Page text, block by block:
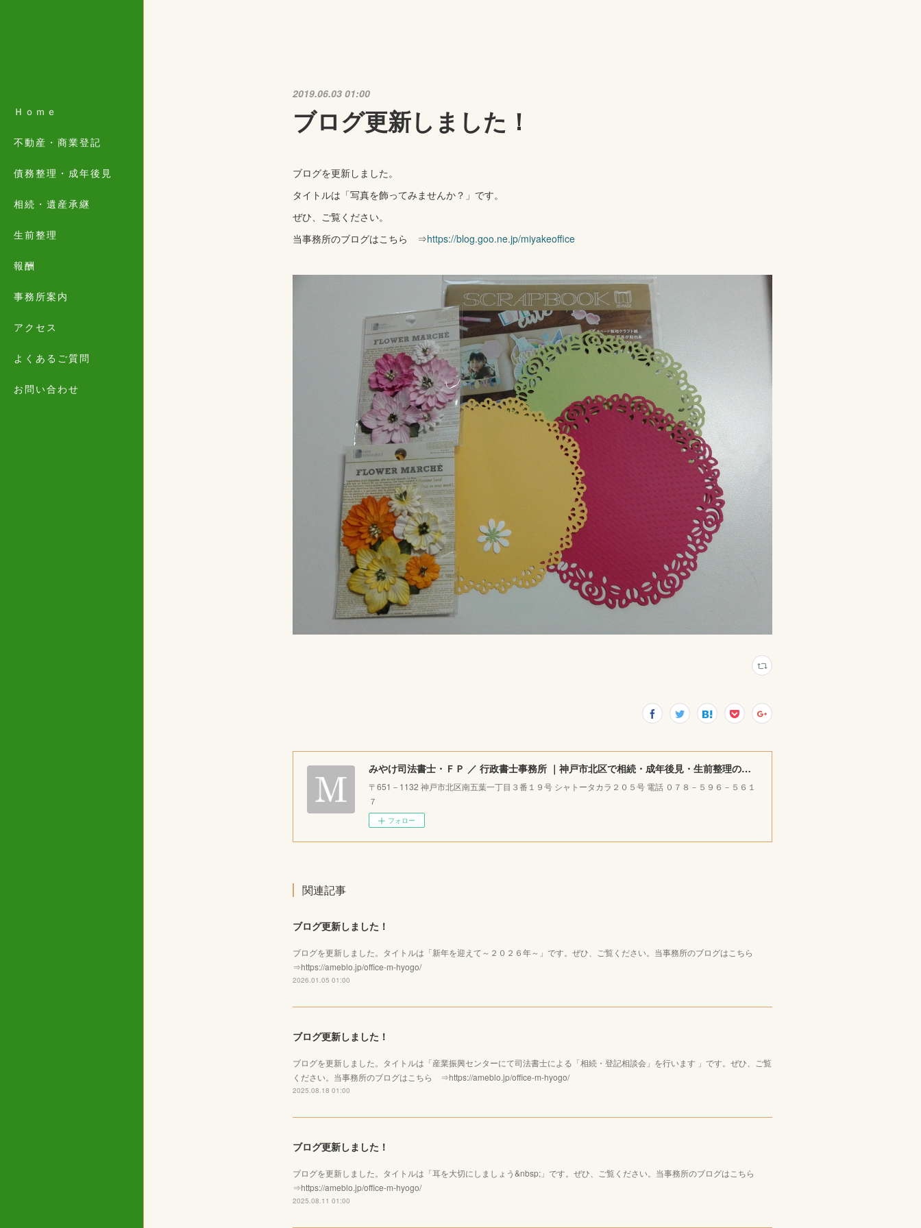
Ｈｏｍｅ
不動産・商業登記
債務整理・成年後見
相続・遺産承継
生前整理
報酬
事務所案内
アクセス
よくあるご質問
お問い合わせ
2019.06.03 01:00
ブログ更新しました！
ブログを更新しました。
タイトルは「写真を飾ってみませんか？」です。
ぜひ、ご覧ください。
当事務所のブログはこちら ⇒https://blog.goo.ne.jp/miyakeoffice
みやけ司法書士・ＦＰ ／ 行政書士事務所 ｜神戸市北区で相続・成年後見・生前整理のご相談をお受けしています。
〒651－1132 神戸市北区南五葉一丁目３番１９号 シャトータカラ２０５号 電話 ０７８－５９６－５６１
７
フォロー
関連記事
ブログ更新しました！
ブログを更新しました。タイトルは「新年を迎えて～２０２６年～」です。ぜひ、ご覧ください。当事務所のブログはこちら
⇒https://ameblo.jp/office-m-hyogo/
2026.01.05 01:00
ブログ更新しました！
ブログを更新しました。タイトルは「産業振興センターにて司法書士による「相続・登記相談会」を行います 」です。ぜひ、ご覧
ください。当事務所のブログはこちら ⇒https://ameblo.jp/office-m-hyogo/
2025.08.18 01:00
ブログ更新しました！
ブログを更新しました。タイトルは「耳を大切にしましょう&nbsp;」です。ぜひ、ご覧ください。当事務所のブログはこちら
⇒https://ameblo.jp/office-m-hyogo/
2025.08.11 01:00